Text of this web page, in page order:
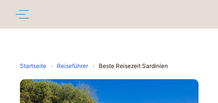
Startseite › Reiseführer › Beste Reisezeit Sardinien